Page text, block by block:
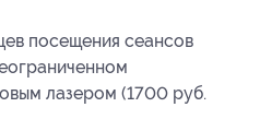
посещения сеансов
лазером (1700 руб.